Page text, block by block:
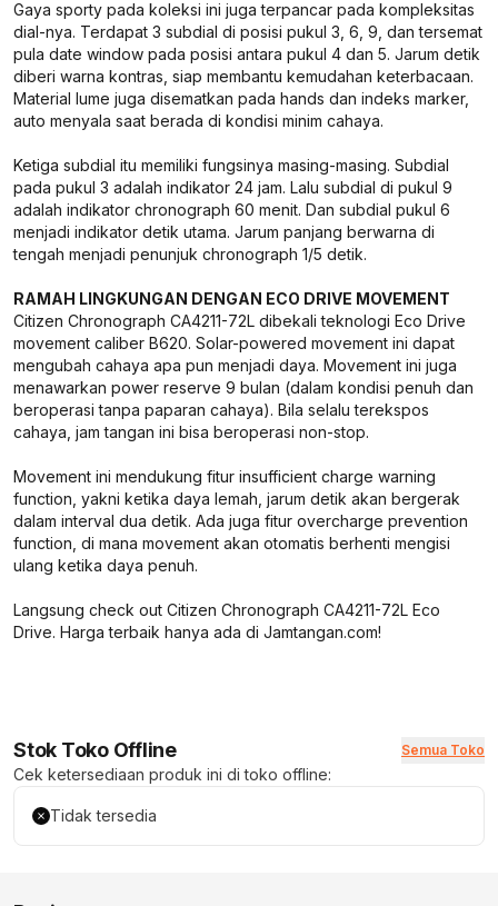
Gaya sporty pada koleksi ini juga terpancar pada kompleksitas
dial-nya. Terdapat 3 subdial di posisi pukul 3, 6, 9, dan tersemat
pula date window pada posisi antara pukul 4 dan 5. Jarum detik
diberi warna kontras, siap membantu kemudahan keterbacaan.
Material lume juga disematkan pada hands dan indeks marker,
auto menyala saat berada di kondisi minim cahaya.
Ketiga subdial itu memiliki fungsinya masing-masing. Subdial
pada pukul 3 adalah indikator 24 jam. Lalu subdial di pukul 9
adalah indikator chronograph 60 menit. Dan subdial pukul 6
menjadi indikator detik utama. Jarum panjang berwarna di
tengah menjadi penunjuk chronograph 1/5 detik.
RAMAH LINGKUNGAN DENGAN ECO DRIVE MOVEMENT
Citizen Chronograph CA4211-72L dibekali teknologi Eco Drive
movement caliber B620. Solar-powered movement ini dapat
mengubah cahaya apa pun menjadi daya. Movement ini juga
menawarkan power reserve 9 bulan (dalam kondisi penuh dan
beroperasi tanpa paparan cahaya). Bila selalu terekspos
cahaya, jam tangan ini bisa beroperasi non-stop.
Movement ini mendukung fitur insufficient charge warning
function, yakni ketika daya lemah, jarum detik akan bergerak
dalam interval dua detik. Ada juga fitur overcharge prevention
function, di mana movement akan otomatis berhenti mengisi
ulang ketika daya penuh.
Langsung check out Citizen Chronograph CA4211-72L Eco
Drive. Harga terbaik hanya ada di Jamtangan.com!
Stok Toko Offline Semua Toko
Cek ketersediaan produk ini di toko offline:
Tidak tersedia